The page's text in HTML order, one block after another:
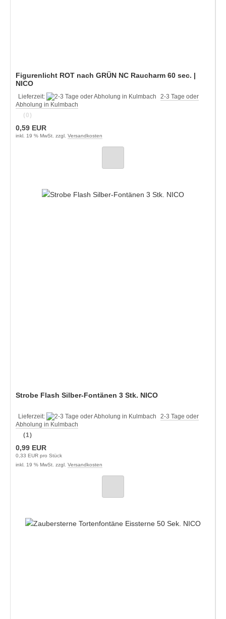
Figurenlicht ROT nach GRÜN NC Raucharm 60 sec. |
NICO
Lieferzeit:
2-3 Tage oder
Abholung in Kulmbach
(0)
0,59 EUR
inkl. 19 % MwSt. zzgl. Versandkosten
Strobe Flash Silber-Fontänen 3 Stk. NICO
Lieferzeit:
2-3 Tage oder
Abholung in Kulmbach
(1)
0,99 EUR
0,33 EUR pro Stück
inkl. 19 % MwSt. zzgl. Versandkosten